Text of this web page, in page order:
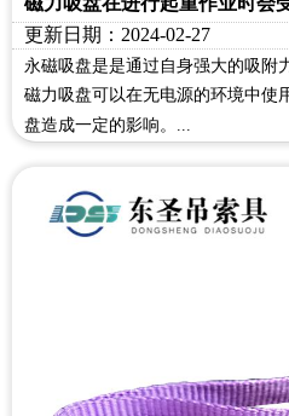
更新日期：2024-02-27
永磁吸盘是是通过自身强大的吸附
磁力吸盘可以在无电源的环境中使
盘造成一定的影响。...